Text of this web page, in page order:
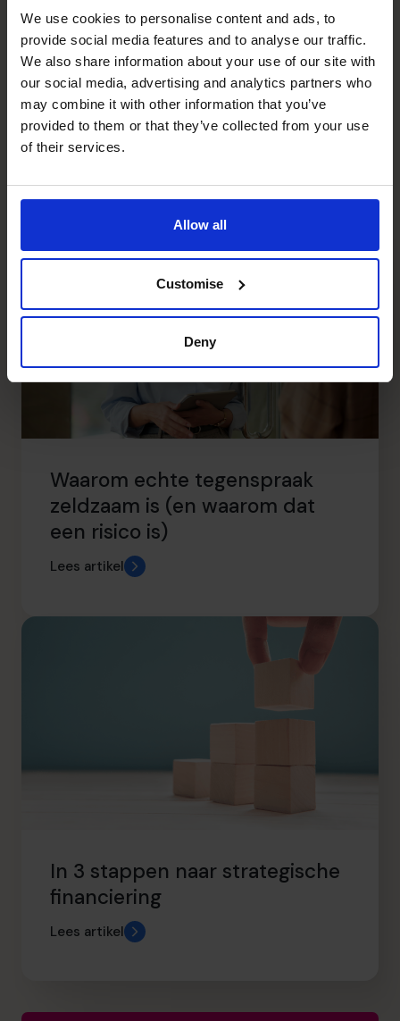
We use cookies to personalise content and ads, to
provide social media features and to analyse our traffic.
We also share information about your use of our site with
our social media, advertising and analytics partners who
may combine it with other information that you’ve
provided to them or that they’ve collected from your use
of their services.
Allow all
Customise
Deny
Boek Nu Uw 1:1 Video Gesprek!
Nederland
Email:info@cfocentrum.nl
Telefoon: (035) 3333 555
België
Email: info@cfocentrum.be
Recente berichten
Waarom echte tegenspraak
zeldzaam is (en waarom dat
een risico is)
Lees artikel
In 3 stappen naar strategische
financiering
Lees artikel